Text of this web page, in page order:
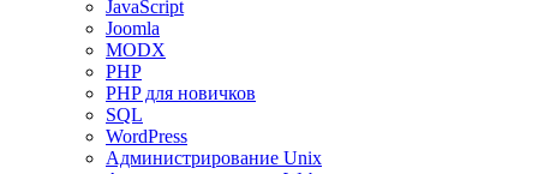
JavaScript
Joomla
MODX
PHP
PHP для новичков
SQL
WordPress
Администрирование Unix